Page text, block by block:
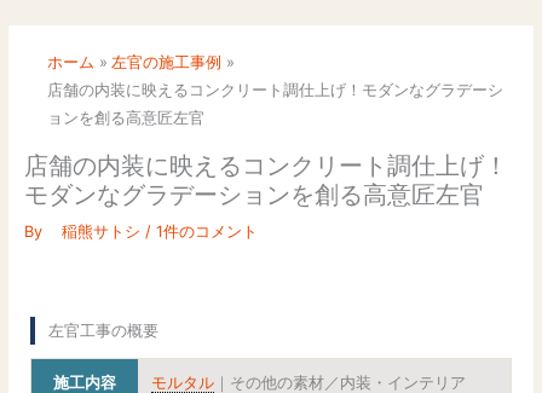
ホーム
左官の施工事例
店舗の内装に映えるコンクリート調仕上げ！モダンなグラデーシ
ョンを創る高意匠左官
店舗の内装に映えるコンクリート調仕上げ！
モダンなグラデーションを創る高意匠左官
By 稲熊サトシ / 1件のコメント
左官工事の概要
施工内容 モルタル｜その他の素材／内装・インテリア